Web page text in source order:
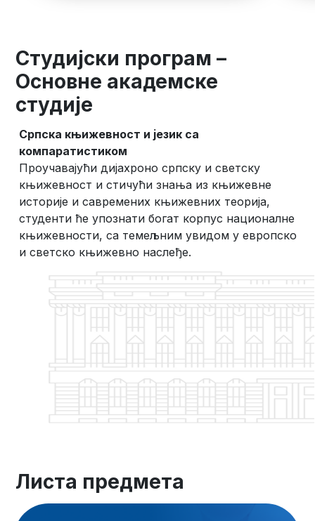
Студијски програм –
Основне академске
студије
Српска књижевност и језик са
компаратистиком
Проучавајући дијахроно српску и светску
књижевност и стичући знања из књижевне
историје и савремених књижевних теорија,
студенти ће упознати богат корпус националне
књижевности, са темељним увидом у европско
и светско књижевно наслеђе.
Листа предмета